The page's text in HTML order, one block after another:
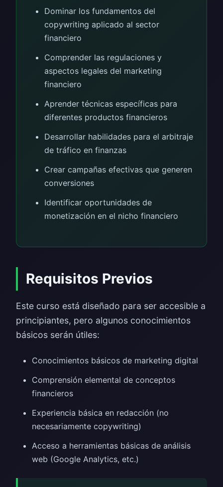
Dominar los fundamentos del
copywriting aplicado al sector
financiero
Comprender las regulaciones y
aspectos legales del marketing
financiero
Aprender técnicas específicas para
diferentes productos financieros
Desarrollar habilidades para el arbitraje
de tráfico en finanzas
Crear campañas efectivas que generen
conversiones
Identificar oportunidades de
monetización en el nicho financiero
Requisitos Previos
Este curso está diseñado para ser accesible a
principiantes, pero algunos conocimientos
básicos serán útiles:
Conocimientos básicos de marketing digital
Comprensión elemental de conceptos
financieros
Experiencia básica en redacción (no
necesariamente copywriting)
Acceso a herramientas básicas de análisis
web (Google Analytics, etc.)